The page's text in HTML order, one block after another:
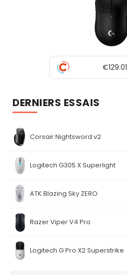
€129.01
DERNIERS ESSAIS
Corsair Nightsword v2
Logitech G305 X Superlight
ATK Blazing Sky ZERO
Razer Viper V4 Pro
Logitech G Pro X2 Superstrike